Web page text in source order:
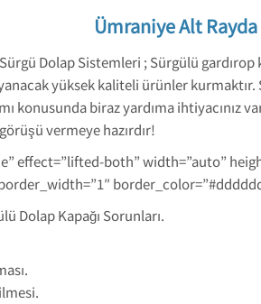
Ümraniye Alt
Dolap Sistemleri ; Sürgülü
yüksek kaliteli ürünler
konusunda biraz yardıma
vermeye hazırdır!
effect=”lifted-both” width=”auto”
Dolap Kapağı Sorunları.